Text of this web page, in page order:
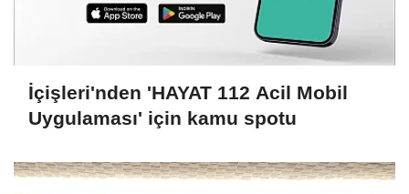
İçişleri'nden 'HAYAT 112 Acil Mobil
Uygulaması' için kamu spotu